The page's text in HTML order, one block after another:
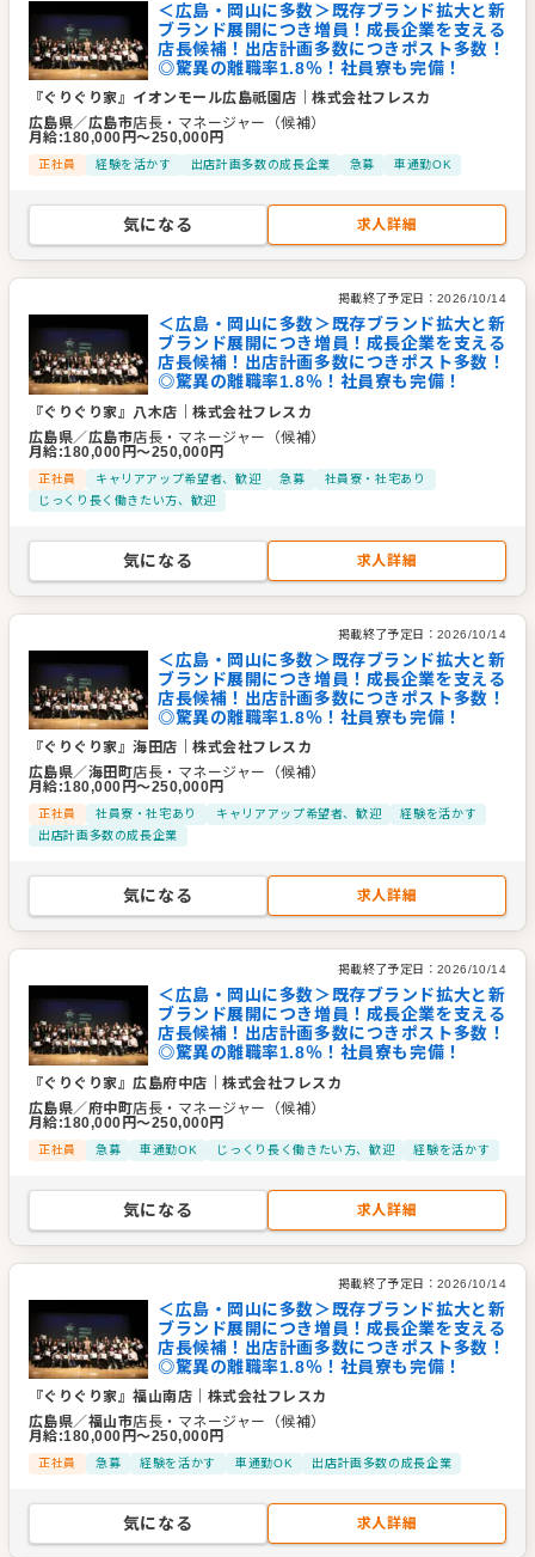
予算を抑えたいお客さまにも、良質なお肉をお腹いっぱい楽し
んでいただきたい想いでスタートしてから、26店舗を超えるブ
ランドへ成長しました。
より満足していただけるよう、価値向上に取り組んでいます。
『焼肉まるい精肉店』
岡山県内初のお席で注文いただくとご注文頂いたお肉を新幹線
が特急レーンでお届けするサービスが老若男女問わず大人気の
焼肉まるい精肉店！
創業1972年の精肉卸問屋直営店だからこそのコストパフォーマ
『Bisto EG』
「街角で見つける幸せな一口。」をテーマに、ランチはオムラ
イスハンバーグとステーキ、ディナーはワインと一緒に楽しめ
るア・ラ・カルトやアヒージョ、パスタなどデートや女子会、
宴会など幅広いシーンでお楽しみいただけるビストロです。
『KNOT TEA&FARM KITCHEN-紅茶と自然食レストラン-』
紅茶と手作り自然食の料理が名物の隠れ家カフェ。
モーニング、ランチやアフタヌーンティーと全時間帯、自然の
中で育てた新鮮な食材の旨味を活かしたお料理をお届け♪
また紅茶は岡山初のムレスナティーをティーフリーでご提供。
紅茶大国スリランカの高品質な様々なフレーバーティーを当店
でお楽しみくださいませ。
『大衆肉酒場いしい』『大衆肉酒場たけちゃん』
レモンサワーが30分300円で飲み放題、そして卸売価格で楽し
める肉串、肉刺し、肉寿司、煮込みなどの豊富な肉料理が揃
会社帰りやお友達と、肩の力を抜いてふらっと立ち寄りたくな
るようなお店です。
業種／業態
焼肉、居酒屋、バール・バー、焼肉
事業内容
『焼肉ぐりぐり家』『Bisto EG』『KNOT TEA&FARM
KITCHEN-紅茶と自然食レストラン-』『大衆肉酒場いし
い』『大衆肉酒場たけちゃん』など、外食店舗の企画・展
開・運営
代表者 代表取締役 石井 佳子
＜広島・岡山に多数＞既存ブランド拡大と新
ブランド展開につき増員！成長企業を支える
店長候補！出店計画多数につきポスト多数！
◎驚異の離職率1.8％！社員寮も完備！
『ぐりぐり家』イオンモール広島祇園店 ｜株式会社フレスカ
広島県／広島市店長・マネージャー（候補）
月給:180,000 円〜250,000円
正社員 経験を活かす 出店計画多数の成長企業 急募 車通勤OK
気になる 求人詳細
掲載終了予定日： 2026/10/14
＜広島・岡山に多数＞既存ブランド拡大と新
ブランド展開につき増員！成長企業を支える
店長候補！出店計画多数につきポスト多数！
◎驚異の離職率1.8％！社員寮も完備！
『ぐりぐり家』八木店 ｜株式会社フレスカ
広島県／広島市店長・マネージャー（候補）
月給:180,000 円〜250,000円
正社員 キャリアアップ希望者、歓迎 急募
社員寮・社宅あり
じっくり長く働きたい方、歓迎
気になる 求人詳細
掲載終了予定日： 2026/10/14
＜広島・岡山に多数＞既存ブランド拡大と新
ブランド展開につき増員！成長企業を支える
店長候補！出店計画多数につきポスト多数！
◎驚異の離職率1.8％！社員寮も完備！
『ぐりぐり家』海田店 ｜株式会社フレスカ
広島県／海田町店長・マネージャー（候補）
月給:180,000 円〜250,000円
正社員 社員寮・社宅あり キャリアアップ希望者、歓迎
経験を活かす
出店計画多数の成長企業
気になる 求人詳細
掲載終了予定日： 2026/10/14
＜広島・岡山に多数＞既存ブランド拡大と新
ブランド展開につき増員！成長企業を支える
店長候補！出店計画多数につきポスト多数！
◎驚異の離職率1.8％！社員寮も完備！
『ぐりぐり家』広島府中店 ｜株式会社フレスカ
広島県／府中町店長・マネージャー（候補）
月給:180,000 円〜250,000円
正社員 急募 車通勤OK じっくり長く働きたい方、歓迎 経験を活かす
気になる 求人詳細
掲載終了予定日： 2026/10/14
＜広島・岡山に多数＞既存ブランド拡大と新
ブランド展開につき増員！成長企業を支える
店長候補！出店計画多数につきポスト多数！
◎驚異の離職率1.8％！社員寮も完備！
『ぐりぐり家』福山南店
株式会社フレスカ
広島県／福山市店長・マネージャー（候補）
月給:180,000 円〜250,000円
正社員 急募 経験を活かす 車通勤OK 出店計画多数の成長企業
気になる 求人詳細